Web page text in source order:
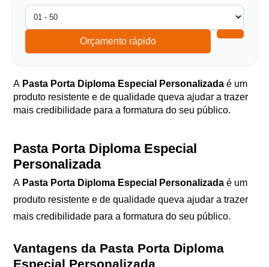
Orçamento rápido
A Pasta Porta Diploma Especial Personalizada é um
produto resistente e de qualidade queva ajudar a trazer
mais credibilidade para a formatura do seu público.
Pasta Porta Diploma Especial
Personalizada
A Pasta Porta Diploma Especial Personalizada é um
produto resistente e de qualidade queva ajudar a trazer
mais credibilidade para a formatura do seu público.
Vantagens da Pasta Porta Diploma
Especial Personalizada